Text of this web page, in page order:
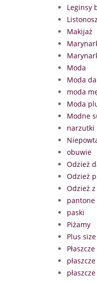
Leginsy
Makijaż
Moda
Moda
moda
Moda
Modne
narzutki
obuwie
Odzież
Odzież
Odzież
pantone
paski
Piżamy
Plus size
Płaszcze